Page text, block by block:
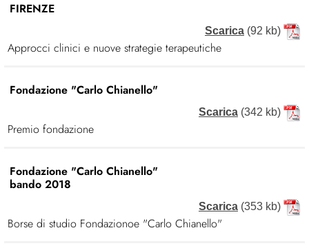
FIRENZE
Scarica (92 kb)
Approcci clinici e nuove strategie terapeutiche
Fondazione "Carlo Chianello"
Scarica (342 kb)
Premio fondazione
Fondazione "Carlo Chianello"
bando 2018
Scarica (353 kb)
Borse di studio Fondazionoe "Carlo Chianello"